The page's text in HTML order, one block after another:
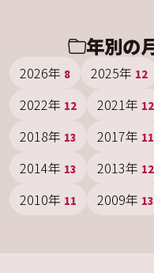
年別の
2026年 8 2025年 12
2022年 12 2021年 12
2018年 13 2017年 11
2014年 13 2013年 12
2010年 11 2009年 13